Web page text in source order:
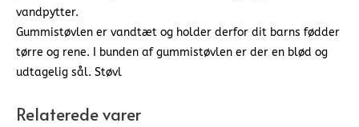
vandpytter.
Gummistøvlen er vandtæt og holder derfor dit barns fødder
tørre og rene. I bunden af gummistøvlen er der en blød og
udtagelig sål. Støvl
Relaterede varer